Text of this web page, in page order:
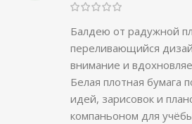
Балдею от радужной
переливающийся
внимание и
Белая плотная бумага
идей, зарисовок и
компаньоном для